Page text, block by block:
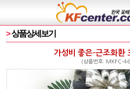
>상품상세보기
가성비 좋은-근조화환
(상품번호: MKFC-